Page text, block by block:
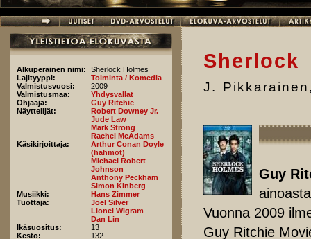
Alkuperäinen nimi:
Sherlock Holmes
Lajityyppi:
Toiminta / Komedia
Valmistusvuosi:
2009
Valmistusmaa:
Yhdysvallat
Ohjaaja:
Guy Ritchie
Näyttelijät:
Robert Downey Jr.
Jude Law
Mark Strong
Rachel McAdams
Käsikirjoittaja:
Arthur Conan Doyle
(hahmot)
Michael Robert
Johnson
Anthony Peckham
Simon Kinberg
Musiikki:
Hans Zimmer
Tuottaja:
Joel Silver
Lionel Wigram
Dan Lin
Ikäsuositus:
13
Kesto:
132
Sherlock
J. Pikkarainen
Guy
Vuonna 2009
Guy Ritchie